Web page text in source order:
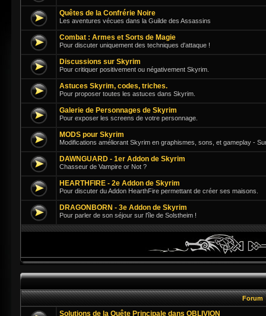
Quêtes de la Confrérie Noire
Les aventures vécues dans la Guilde des Assassins
Combat : Armes et Sorts de Magie
Pour discuter uniquement des techniques d'attaque !
Discussions sur Skyrim
Pour critiquer positivement ou négativement Skyrim.
Astuces Skyrim, codes, triches.
Pour proposer toutes les astuces dans Skyrim.
Galerie de Personnages de Skyrim
Pour exposer les screens de votre personnage.
MODS pour Skyrim
Modifications améliorant Skyrim en graphismes, sons, et gameplay -
DAWNGUARD - 1er Addon de Skyrim
Chasseur de Vampire or Not ?
HEARTHFIRE - 2e Addon de Skyrim
Pour discuter du Addon HearthFire permettant de créer ses maisons.
DRAGONBORN - 3e Addon de Skyrim
Pour parler de son séjour sur l'île de Solstheim !
Forum
Solutions de la Quête Principale dans OBLIVION